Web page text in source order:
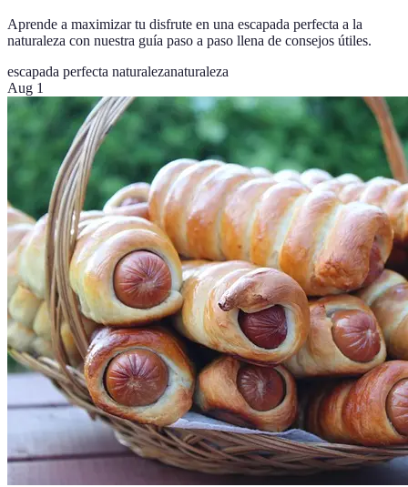
Aprende a maximizar tu disfrute en una escapada perfecta a la
naturaleza con nuestra guía paso a paso llena de consejos útiles.
escapada perfecta naturalezanaturaleza
Aug 1